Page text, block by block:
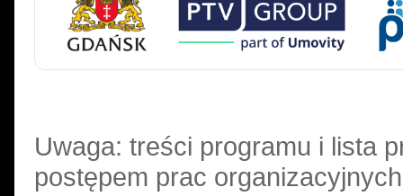
Uwaga: treści programu i lista
postępem prac